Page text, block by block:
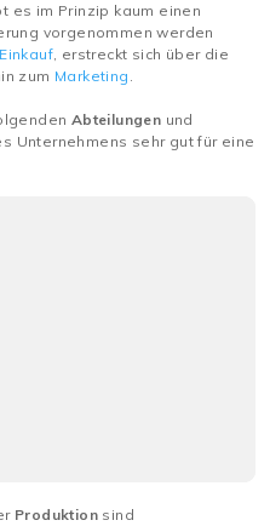
es im Prinzip kaum einen
vorgenommen werden
Einkauf, erstreckt sich über die
zum Marketing .
Abteilungen und
Unternehmens sehr gut für eine
Produktion sind